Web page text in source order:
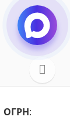
ОГРН: